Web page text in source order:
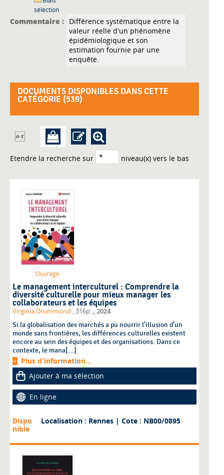
sélection
Commentaire : Différence systématique entre la
valeur réelle d'un phénomène
épidémiologique et son
estimation fournie par une
enquête.
DOCUMENTS DISPONIBLES DANS CETTE
CATÉGORIE (539)
Etendre la recherche sur niveau(x) vers le bas
Ouvrage
Le management interculturel : Comprendre la
diversité culturelle pour mieux manager les
collaborateurs et les équipes
Virginia Drummond , 316p. , 2024
Si la globalisation des marchés a pu nourrir l’illusion d’un
monde sans frontières, les différences culturelles existent
encore au sein des équipes et des organisations. Dans ce
contexte, le mana[...]
Plus d'information...
Ajouter à ma sélection
En ligne
Dispo
nible
Localisation : Rennes | Cote : NB00/0895